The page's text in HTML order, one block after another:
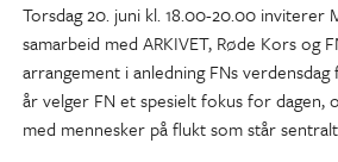
Torsdag 20. juni kl. 18.00-20.00 inviterer
samarbeid med ARKIVET, Røde Kors og
arrangement i anledning FNs
år velger FN et spesielt fokus for dagen,
med mennesker på flukt som står